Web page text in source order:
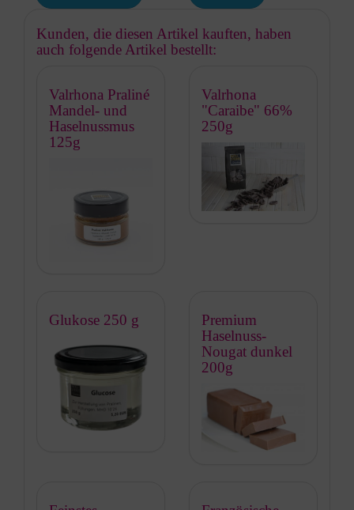
Kunden, die diesen Artikel kauften, haben
auch folgende Artikel bestellt:
Valrhona Praliné
Mandel- und
Haselnussmus
125g
Valrhona
"Caraibe" 66%
250g
Glukose 250 g
Premium
Haselnuss-
Nougat dunkel
200g